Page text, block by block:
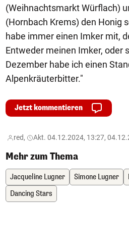
(Weihnachtsmarkt Würflach)
(Hornbach Krems) den Honig
habe immer einen Imker mit,
Entweder meinen Imker, oder
Dezember habe ich einen
Alpenkräuterbitter."
Jetzt kommentieren
red, Akt. 04.12.2024, 13:27,
Mehr zum Thema
Jacqueline Lugner Simone Lugner
Dancing Stars